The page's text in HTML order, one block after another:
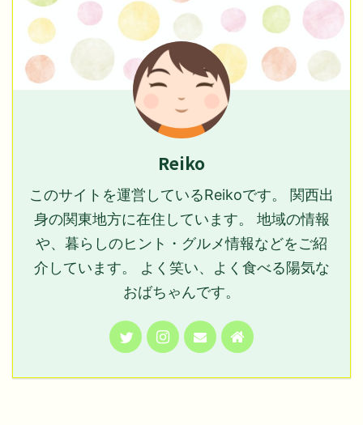
Reiko
このサイトを運営しているReikoです。 関西出
身の関東地方に在住しています。 地域の情報
や、暮らしのヒント・グルメ情報などをご紹
介しています。 よく笑い、よく食べる陽気な
おばちゃんです。